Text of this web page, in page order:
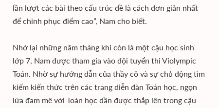
lần lượt các bài theo cấu trúc đề là cách đơn giản nhất
để chinh phục điểm cao”, Nam cho biết.
Nhớ lại những năm tháng khi còn là một cậu học sinh
lớp 7, Nam được tham gia vào đội tuyển thi Violympic
Toán. Nhờ sự hướng dẫn của thầy cô và sự chủ động tìm
kiếm kiến thức trên các trang diễn đàn Toán học, ngọn
lửa đam mê với Toán học dần được thắp lên trong cậu